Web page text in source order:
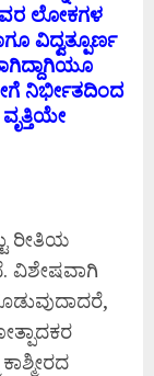
ಲೋಕಗಳ
ವಿದ್ವತ್ಪೂರ್ಣ
ನಿರ್ಭೀತದಿಂದ
ರೀತಿಯ
ವಿಶೇಷವಾಗಿ